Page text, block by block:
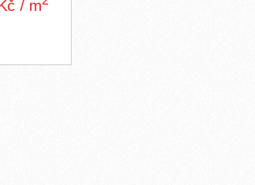
/ m